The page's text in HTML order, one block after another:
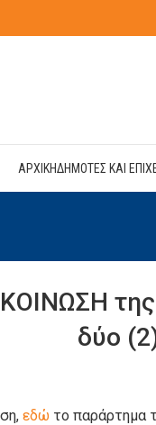
ΑΡΧΙΚΗΔΗΜΟΤΕΣ ΚΑΙ
της
δύο
εδώ το παράρτημα